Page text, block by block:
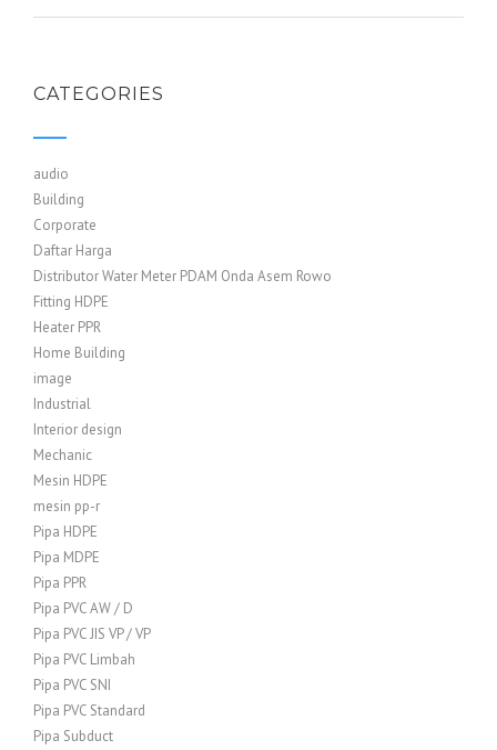
CATEGORIES
audio
Building
Corporate
Daftar Harga
Distributor Water Meter PDAM Onda Asem Rowo
Fitting HDPE
Heater PPR
Home Building
image
Industrial
Interior design
Mechanic
Mesin HDPE
mesin pp-r
Pipa HDPE
Pipa MDPE
Pipa PPR
Pipa PVC AW / D
Pipa PVC JIS VP / VP
Pipa PVC Limbah
Pipa PVC SNI
Pipa PVC Standard
Pipa Subduct